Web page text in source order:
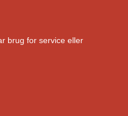
brug for service eller